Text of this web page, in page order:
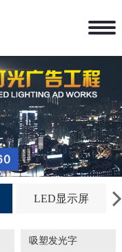
LED显示屏
吸塑发光字